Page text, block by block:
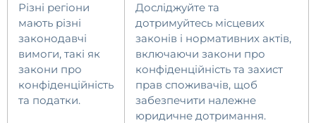
Різні регіони
мають різні
законодавчі
вимоги, такі як
закони про
конфіденційність
та податки.
Досліджуйте та
дотримуйтесь місцевих
законів і нормативних актів,
включаючи закони про
конфіденційність та захист
прав споживачів, щоб
забезпечити належне
юридичне дотримання.